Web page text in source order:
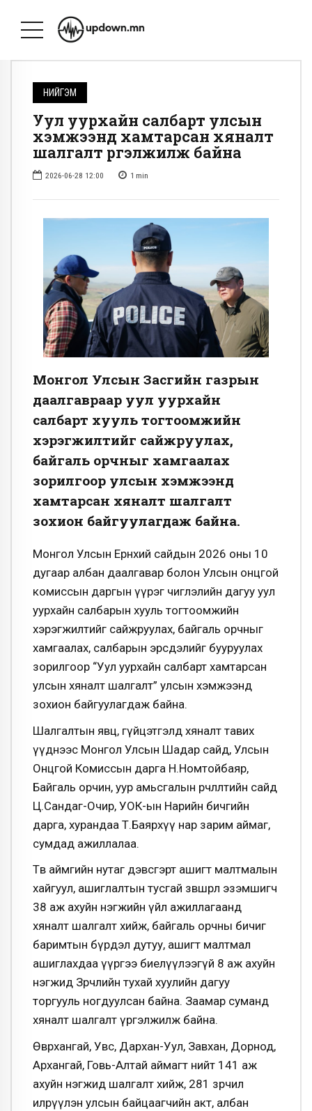
НИЙГЭМ
Уул уурхайн салбарт улсын
хэмжээнд хамтарсан хяналт
шалгалт үргэлжилж байна
2026-06-28 12:00 1 min
Монгол Улсын Засгийн газрын
даалгавраар уул уурхайн
салбарт хууль тогтоомжийн
хэрэгжилтийг сайжруулах,
байгаль орчныг хамгаалах
зорилгоор улсын хэмжээнд
хамтарсан хяналт шалгалт
зохион байгуулагдаж байна.
Монгол Улсын Ерөнхий сайдын 2026 оны 10
дугаар албан даалгавар болон Улсын онцгой
комиссын даргын үүрэг чиглэлийн дагуу уул
уурхайн салбарын хууль тогтоомжийн
хэрэгжилтийг сайжруулах, байгаль орчныг
хамгаалах, салбарын эрсдэлийг бууруулах
зорилгоор “Уул уурхайн салбарт хамтарсан
улсын хяналт шалгалт” улсын хэмжээнд
зохион байгуулагдаж байна.
Шалгалтын явц, гүйцэтгэлд хяналт тавих
үүднээс Монгол Улсын Шадар сайд, Улсын
Онцгой Комиссын дарга Н.Номтойбаяр,
Байгаль орчин, уур амьсгалын өөрчлөлтийн сайд
Ц.Сандаг-Очир, УОК-ын Нарийн бичгийн
дарга, хурандаа Т.Баярхүү нар зарим аймаг,
сумдад ажиллалаа.
Төв аймгийн нутаг дэвсгэрт ашигт малтмалын
хайгуул, ашиглалтын тусгай зөвшөөрөл эзэмшигч
38 аж ахуйн нэгжийн үйл ажиллагаанд
хяналт шалгалт хийж, байгаль орчны бичиг
баримтын бүрдэл дутуу, ашигт малтмал
ашиглахдаа үүргээ биелүүлээгүй 8 аж ахуйн
нэгжид Зөрчлийн тухай хуулийн дагуу
торгууль ногдуулсан байна. Заамар суманд
хяналт шалгалт үргэлжилж байна.
Өвөрхангай, Увс, Дархан-Уул, Завхан, Дорнод,
Архангай, Говь-Алтай аймагт нийт 141 аж
ахуйн нэгжид шалгалт хийж, 281 зөрчил
илрүүлэн улсын байцаагчийн акт, албан